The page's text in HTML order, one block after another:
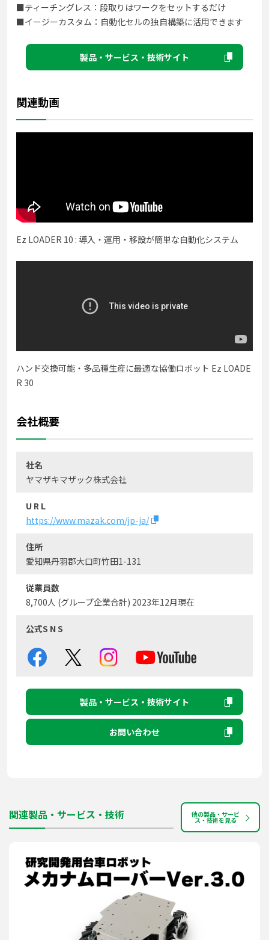
■ティーチングレス：段取りはワークをセットするだけ
■イージーカスタム：自動化セルの独自構築に活用できます
製品・サービス・技術サイト
関連動画
Ez LOADER 10 : 導入・運用・移設が簡単な自動化システム
ハンド交換可能・多品種生産に最適な協働ロボット Ez LOADE
R 30
会社概要
社名
ヤマザキマザック株式会社
U R L
https://www.mazak.com/jp-ja/
住所
愛知県丹羽郡大口町竹田1-131
従業員数
8,700人 (グループ企業合計) 2023年12月現在
公式S N S
製品・サービス・技術サイト
お問い合わせ
関連製品・サービス・技術 他の製品・サービ
ス・技術を見る